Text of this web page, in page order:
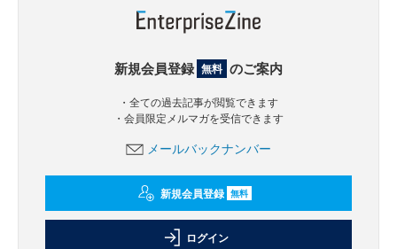
新規会員登録 無料 のご案内
・全ての過去記事が閲覧できます
・会員限定メルマガを受信できます
メールバックナンバー
新規会員登録 無料
ログイン